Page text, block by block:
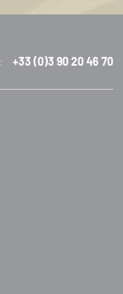
+33 (0)3 90 20 46 70